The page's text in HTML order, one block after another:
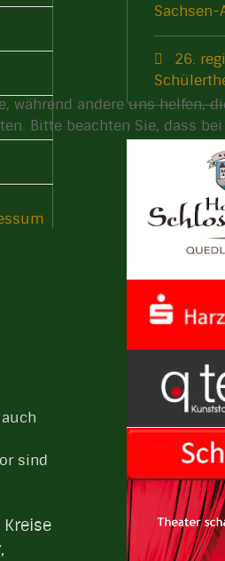
sind
Sachsen-
26.
andere uns helfen,
Bitte beachten Sie, dass